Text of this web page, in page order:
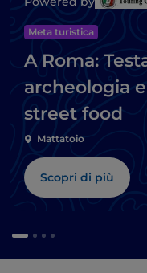
Meta turistica
A Roma:
archeologia
street food
Mattatoio
Scopri di più